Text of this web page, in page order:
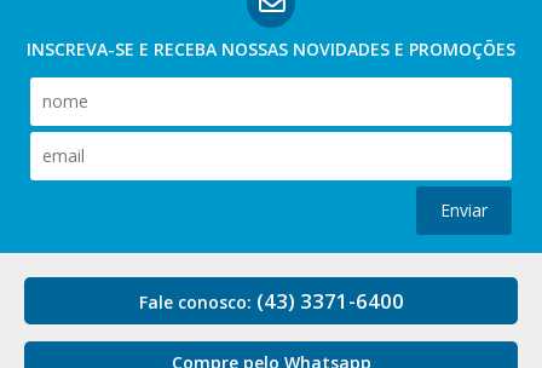
INSCREVA-SE E RECEBA NOSSAS NOVIDADES E PROMOÇÕES
Enviar
Fale conosco: (43) 3371-6400
Compre pelo Whatsapp